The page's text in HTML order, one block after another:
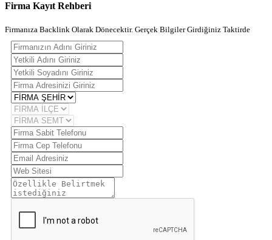
Firma Kayıt Rehberi
Firmanıza Backlink Olarak Dönecektir. Gerçek Bilgiler Girdiğiniz Taktirde